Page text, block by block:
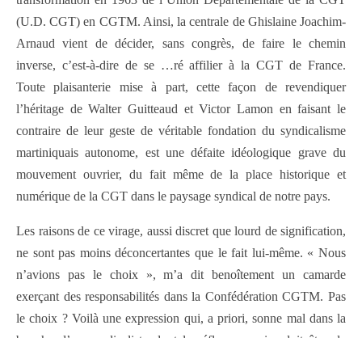
(U.D. CGT) en CGTM. Ainsi, la centrale de Ghislaine Joachim-
Arnaud vient de décider, sans congrès, de faire le chemin
inverse, c’est-à-dire de se …ré affilier à la CGT de France.
Toute plaisanterie mise à part, cette façon de revendiquer
l’héritage de Walter Guitteaud et Victor Lamon en faisant le
contraire de leur geste de véritable fondation du syndicalisme
martiniquais autonome, est une défaite idéologique grave du
mouvement ouvrier, du fait même de la place historique et
numérique de la CGT dans le paysage syndical de notre pays.
Les raisons de ce virage, aussi discret que lourd de signification,
ne sont pas moins déconcertantes que le fait lui-même. « Nous
n’avions pas le choix », m’a dit benoîtement un camarde
exerçant des responsabilités dans la Confédération CGTM. Pas
le choix ? Voilà une expression qui, a priori, sonne mal dans la